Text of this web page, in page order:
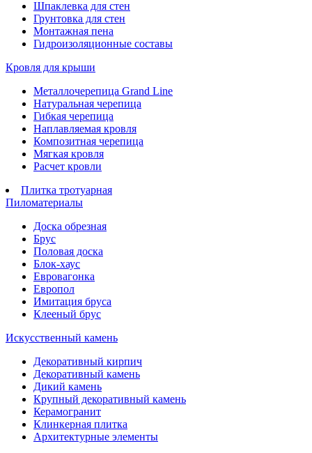
Шпаклевка для стен
Грунтовка для стен
Монтажная пена
Гидроизоляционные составы
Кровля для крыши
Металлочерепица Grand Line
Натуральная черепица
Гибкая черепица
Наплавляемая кровля
Композитная черепица
Мягкая кровля
Расчет кровли
Плитка тротуарная
Пиломатериалы
Доска обрезная
Брус
Половая доска
Блок-хаус
Евровагонка
Европол
Имитация бруса
Клееный брус
Искусственный камень
Декоративный кирпич
Декоративный камень
Дикий камень
Крупный декоративный камень
Керамогранит
Клинкерная плитка
Архитектурные элементы